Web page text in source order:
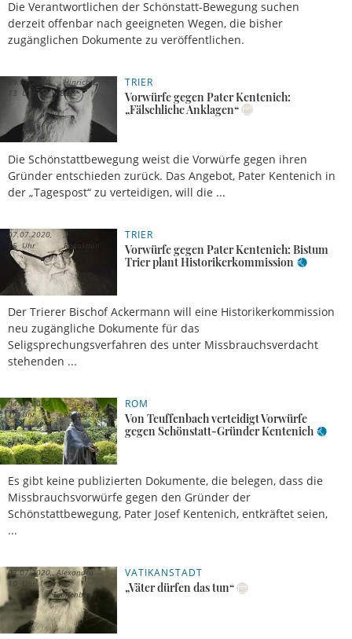
Die Verantwortlichen der Schönstatt-Bewegung suchen
derzeit offenbar nach geeigneten Wegen, die bisher
zugänglichen Dokumente zu veröffentlichen.
TRIER
Vorwürfe gegen Pater Kentenich:
„Fälschliche Anklagen“
Die Schönstattbewegung weist die Vorwürfe gegen ihren
Gründer entschieden zurück. Das Angebot, Pater Kentenich in
der „Tagespost“ zu verteidigen, will die ...
09.07.2020,
13 Uhr
Hinrich E.
Bues
TRIER
Vorwürfe gegen Pater Kentenich: Bistum
Trier plant Historikerkommission
Der Trierer Bischof Ackermann will eine Historikerkommission
neu zugängliche Dokumente für das
Seligsprechungsverfahren des unter Missbrauchsverdacht
stehenden ...
07.07.2020,
15 Uhr
Redaktion
ROM
Von Teuffenbach verteidigt Vorwürfe
gegen Schönstatt-Gründer Kentenich
Es gibt keine publizierten Dokumente, die belegen, dass die
Missbrauchsvorwürfe gegen den Gründer der
Schönstattbewegung, Pater Josef Kentenich, entkräftet seien,
...
04.07.2020,
19 Uhr
Redaktion
VATIKANSTADT
„Väter dürfen das tun“
03.07.2020,
10 Uhr
Alexandra
von
Teuffenbach